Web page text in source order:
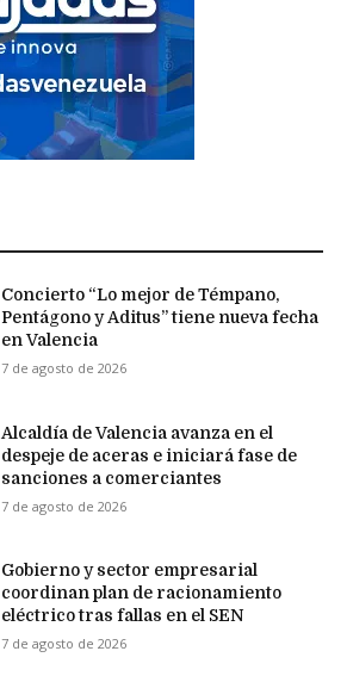
Concierto “Lo mejor de Témpano,
Pentágono y Aditus” tiene nueva fecha
en Valencia
7 de agosto de 2026
Alcaldía de Valencia avanza en el
despeje de aceras e iniciará fase de
sanciones a comerciantes
7 de agosto de 2026
Gobierno y sector empresarial
coordinan plan de racionamiento
eléctrico tras fallas en el SEN
7 de agosto de 2026